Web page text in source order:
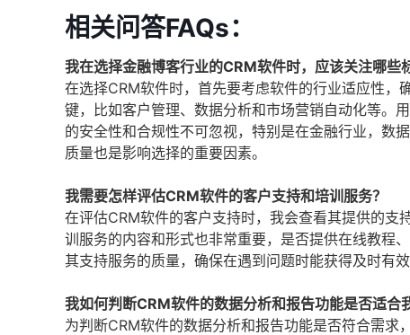
相关问答FAQs：
我在选择金融博客行业的CRM软件时，应该关注哪些
在选择CRM软件时，首先要考虑软件的行业适应性
键，比如客户管理、数据分析和市场营销自动化等。
的安全性和合规性不可忽视，特别是在金融行业，数
质量也是影响选择的重要因素。
我需要怎样评估CRM软件的客户支持和培训服务？
在评估CRM软件的客户支持时，我会查看其提供的
训服务的内容和形式也非常重要，是否提供在线教程
其支持服务的质量，确保在遇到问题时能获得及时有效
我如何判断CRM软件的数据分析和报告功能是否适合
为判断CRM软件的数据分析和报告功能是否符合需